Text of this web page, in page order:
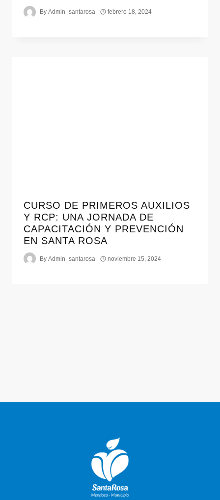
By Admin_santarosa febrero 18, 2024
CURSO DE PRIMEROS AUXILIOS
Y RCP: UNA JORNADA DE
CAPACITACIÓN Y PREVENCIÓN
EN SANTA ROSA
By Admin_santarosa noviembre 15, 2024